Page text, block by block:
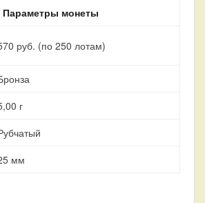
Параметры монеты
руб. (по 250 лотам)
г
мм